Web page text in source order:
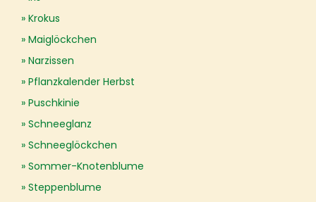
Krokus
Maiglöckchen
Narzissen
Pflanzkalender Herbst
Puschkinie
Schneeglanz
Schneeglöckchen
Sommer-Knotenblume
Steppenblume